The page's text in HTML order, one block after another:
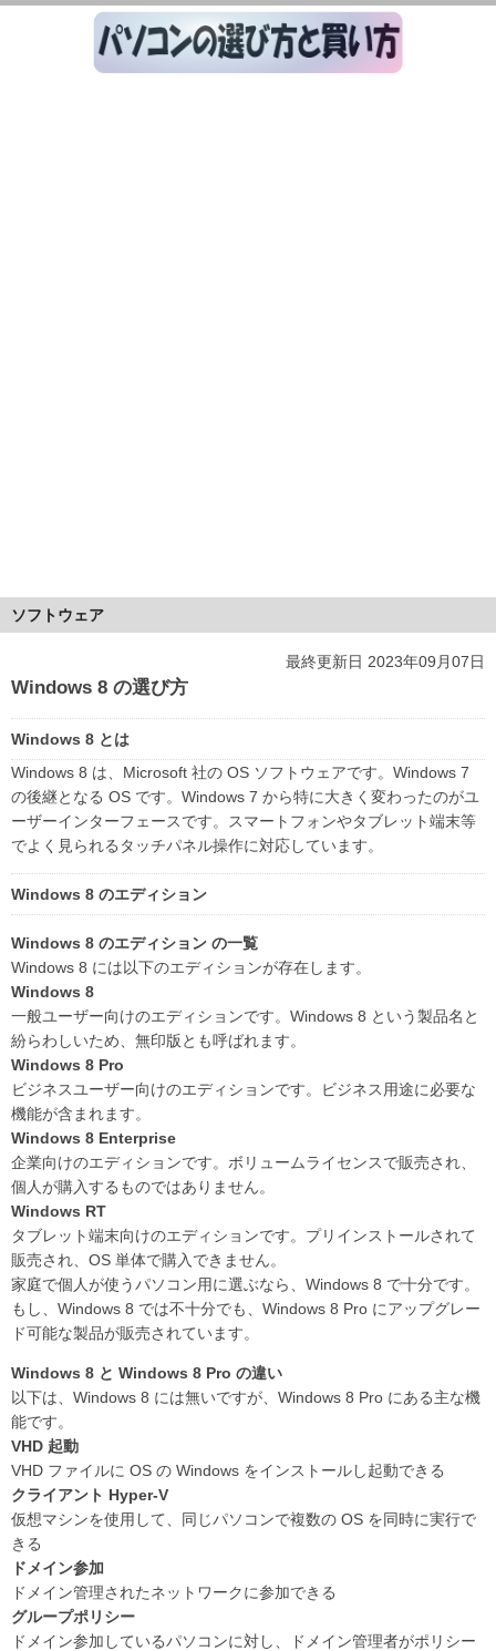
ソフトウェア
最終更新日 2023年09月07日
Windows 8 の選び方
Windows 8 とは
Windows 8 は、Microsoft 社の OS ソフトウェアです。Windows 7
の後継となる OS です。Windows 7 から特に大きく変わったのがユ
ーザーインターフェースです。スマートフォンやタブレット端末等
でよく見られるタッチパネル操作に対応しています。
Windows 8 のエディション
Windows 8 のエディション の一覧
Windows 8 には以下のエディションが存在します。
Windows 8
一般ユーザー向けのエディションです。Windows 8 という製品名と
紛らわしいため、無印版とも呼ばれます。
Windows 8 Pro
ビジネスユーザー向けのエディションです。ビジネス用途に必要な
機能が含まれます。
Windows 8 Enterprise
企業向けのエディションです。ボリュームライセンスで販売され、
個人が購入するものではありません。
Windows RT
タブレット端末向けのエディションです。プリインストールされて
販売され、OS 単体で購入できません。
家庭で個人が使うパソコン用に選ぶなら、Windows 8 で十分です。
もし、Windows 8 では不十分でも、Windows 8 Pro にアップグレー
ド可能な製品が販売されています。
Windows 8 と Windows 8 Pro の違い
以下は、Windows 8 には無いですが、Windows 8 Pro にある主な機
能です。
VHD 起動
VHD ファイルに OS の Windows をインストールし起動できる
クライアント Hyper-V
仮想マシンを使用して、同じパソコンで複数の OS を同時に実行で
きる
ドメイン参加
ドメイン管理されたネットワークに参加できる
グループポリシー
ドメイン参加しているパソコンに対し、ドメイン管理者がポリシー